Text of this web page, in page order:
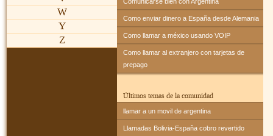
W
Y
Z
Como enviar dinero a España desde Alemania
Como llamar a méxico usando VOIP
Como llamar al extranjero con tarjetas de
prepago
Últimos temas de la comunidad
llamar a un movil de argentina
Llamadas Bolivia-España cobro revertido